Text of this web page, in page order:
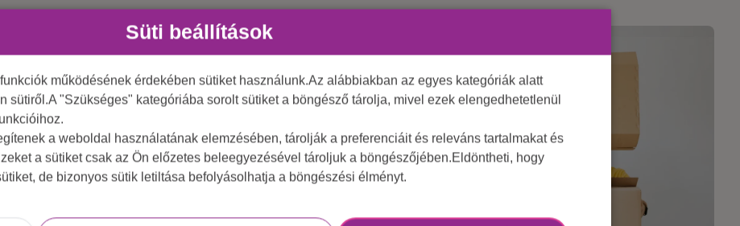
Süti beállítások
működésének érdekében sütiket használunk.Az alábbiakban az egyes kategóriák alatt
sütiről.A "Szükséges" kategóriába sorolt sütiket a böngésző tárolja, mivel ezek elengedhetetlenül
a weboldal használatának elemzésében, tárolják a preferenciáit és releváns tartalmakat és
a sütiket csak az Ön előzetes beleegyezésével tároljuk a böngészőjében.Eldöntheti, hogy
de bizonyos sütik letiltása befolyásolhatja a böngészési élményt.